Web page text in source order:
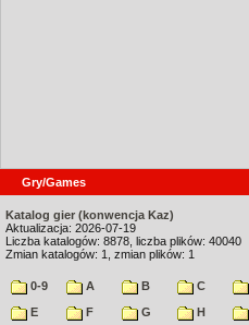
Gry/Games
Katalog gier (konwencja Kaz)
Aktualizacja: 2026-07-19
Liczba katalogów: 8878, liczba plików: 40040
Zmian katalogów: 1, zmian plików: 1
0-9 A B C
E
F G H